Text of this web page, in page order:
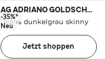
AG ADRIANO GOLDSCHMIED
Jeans dunkelgrau skinny
-35%*
Neu
Jetzt shoppen